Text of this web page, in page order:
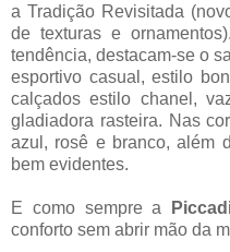
a Tradição Revisitada
de texturas e
tendência, destacam-se o
esportivo casual, estilo
calçados estilo chanel,
gladiadora rasteira. Nas
azul, rosê e branco, além
bem evidentes.
E como sempre a
conforto sem abrir mão da